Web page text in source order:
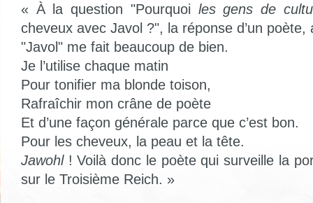
« À la question "Pourquoi les gens de
cheveux avec Javol ?", la réponse d’un poète,
"Javol" me fait beaucoup de bien.
Je l’utilise chaque matin
Pour tonifier ma blonde toison,
Rafraîchir mon crâne de poète
Et d’une façon générale parce que c’est bon.
Pour les cheveux, la peau et la tête.
Jawohl ! Voilà donc le poète qui surveille la
sur le Troisième Reich. »